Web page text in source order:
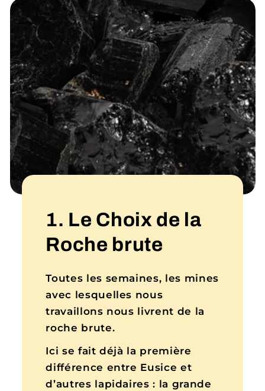
1. Le Choix de la
Roche brute
Toutes les semaines, les mines
avec lesquelles nous
travaillons nous livrent de la
roche brute.
Ici se fait déjà la première
différence entre Eusice et
d’autres lapidaires : la grande